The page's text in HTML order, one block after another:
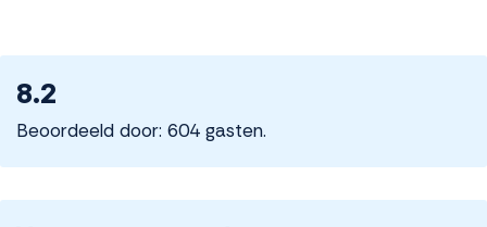
8.2
Beoordeeld door: 604 gasten.